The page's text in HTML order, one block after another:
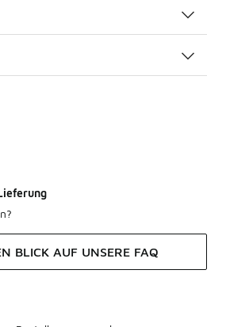
BLICK AUF UNSERE FAQ